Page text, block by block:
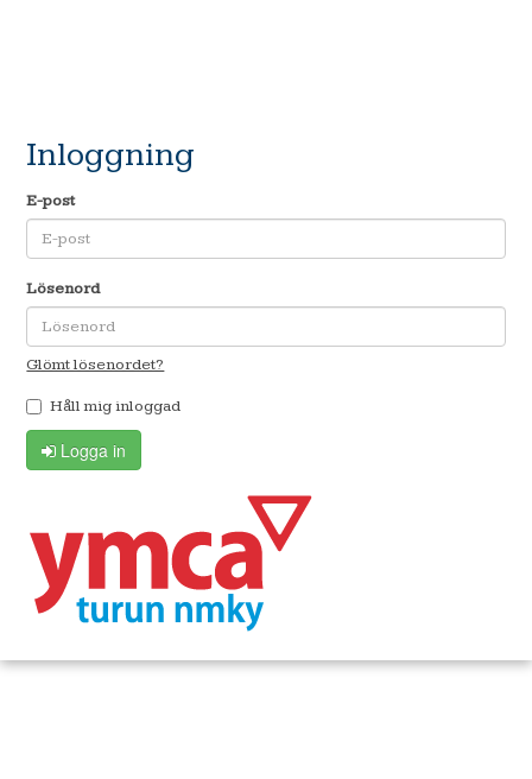
Inloggning
E-post
Lösenord
Glömt lösenordet?
Håll mig inloggad
Logga in